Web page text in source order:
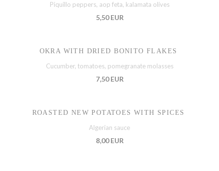
Piquillo peppers, aop feta, kalamata olives
5,50 EUR
OKRA WITH DRIED BONITO FLAKES
Cucumber, tomatoes, pomegranate molasses
7,50 EUR
ROASTED NEW POTATOES WITH SPICES
Algerian sauce
8,00 EUR